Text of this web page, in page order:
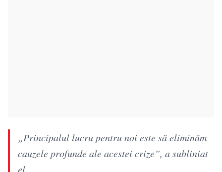
„Principalul lucru pentru noi este să eliminăm
cauzele profunde ale acestei crize”, a subliniat
el.